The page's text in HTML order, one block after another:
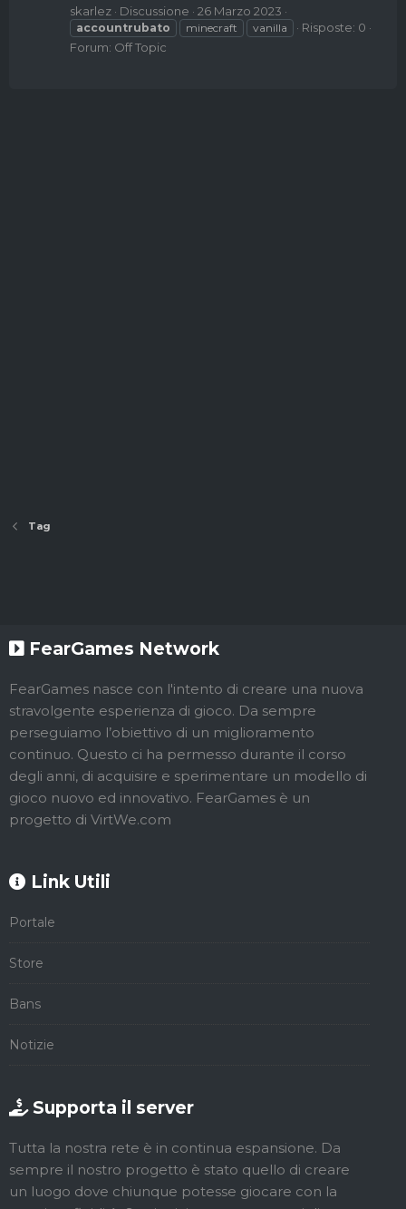
skarlez
Discussione 26 Marzo 2023
accountrubato minecraft vanilla
Risposte: 0
Forum: Off Topic
Tag
FearGames Network
FearGames nasce con l'intento di creare una nuova
stravolgente esperienza di gioco. Da sempre
perseguiamo l’obiettivo di un miglioramento
continuo. Questo ci ha permesso durante il corso
degli anni, di acquisire e sperimentare un modello di
gioco nuovo ed innovativo. FearGames è un
progetto di VirtWe.com
Link Utili
Portale
Store
Bans
Notizie
Supporta il server
Tutta la nostra rete è in continua espansione. Da
sempre il nostro progetto è stato quello di creare
un luogo dove chiunque potesse giocare con la